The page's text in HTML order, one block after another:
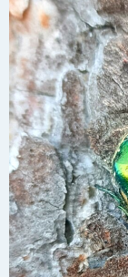
б
щ
е
и
е